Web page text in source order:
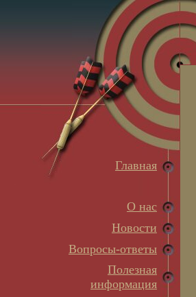
Главная
О нас
Новости
Вопросы-ответы
Полезная
информация